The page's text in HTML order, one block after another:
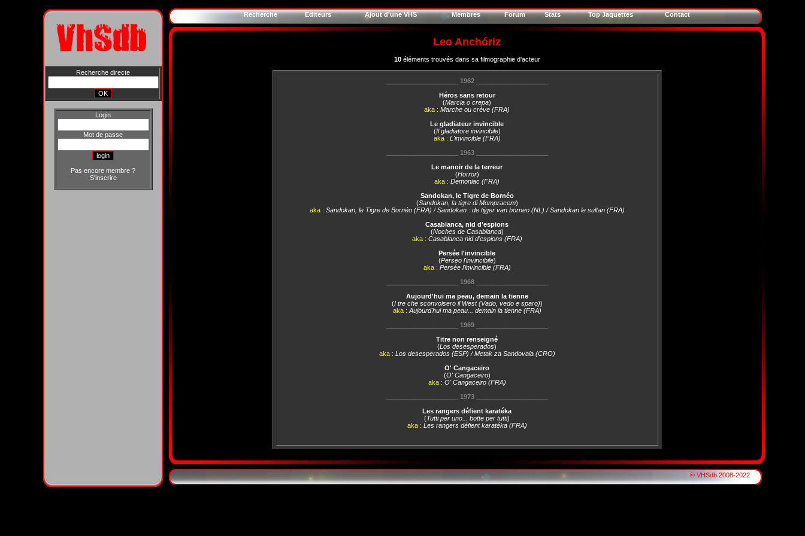
Recherche directe
Login
Mot de passe
Pas encore membre ?
S'inscrire
Recherche Editeurs Ajout d'une VHS Membres Forum Stats Top Jaquettes Contact
Leo Anchóriz
10éléments trouvés dans sa filmographie d'acteur
1962____________________
Héros sans retour
(Marcia o crepa)
aka : Marche ou crève (FRA)
Le gladiateur invincible
(Il gladiatore invincibile)
aka : L'invincible (FRA)
1963____________________
Le manoir de la terreur
(Horror)
aka : Demoniac (FRA)
Sandokan, le Tigre de Bornéo
(Sandokan, la tigre di Mompracem)
aka : Sandokan, le Tigre de Bornéo (FRA) / Sandokan : de tijger van borneo (NL) / Sandokan le sultan (FRA)
Casablanca, nid d'espions
(Noches de Casablanca)
aka : Casablanca nid d'espions (FRA)
Persée l'invincible
(Perseo l'invincibile)
aka : Persée l'invincible (FRA)
1968____________________
Aujourd'hui ma peau, demain la tienne
(I tre che sconvolsero il West (Vado, vedo e sparo))
aka : Aujourd'hui ma peau... demain la tienne (FRA)
1969____________________
Titre non renseigné
(Los desesperados)
aka : Los desesperados (ESP) / Metak za Sandovala (CRO)
O' Cangaceiro
(O' Cangaceiro)
aka : O' Cangaceiro (FRA)
1973____________________
Les rangers défient karatéka
(Tutti per uno... botte per tutti)
aka : Les rangers défient karatéka (FRA)
© VHSdb 2008-2022